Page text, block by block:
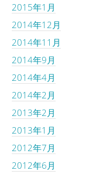
2015年1月
2014年12月
2014年11月
2014年9月
2014年4月
2014年2月
2013年2月
2013年1月
2012年7月
2012年6月